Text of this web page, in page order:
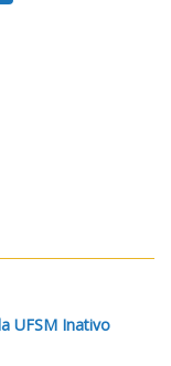
UFSM Inativo